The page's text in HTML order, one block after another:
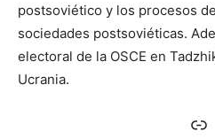
postsoviético y los procesos
sociedades postsoviéticas.
electoral de la OSCE en
Ucrania.